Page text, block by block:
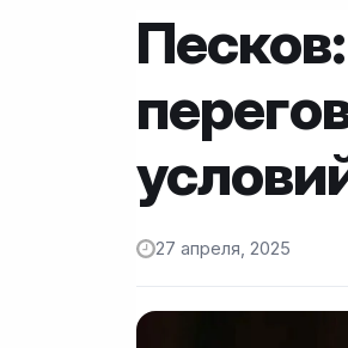
27 апреля, 2025